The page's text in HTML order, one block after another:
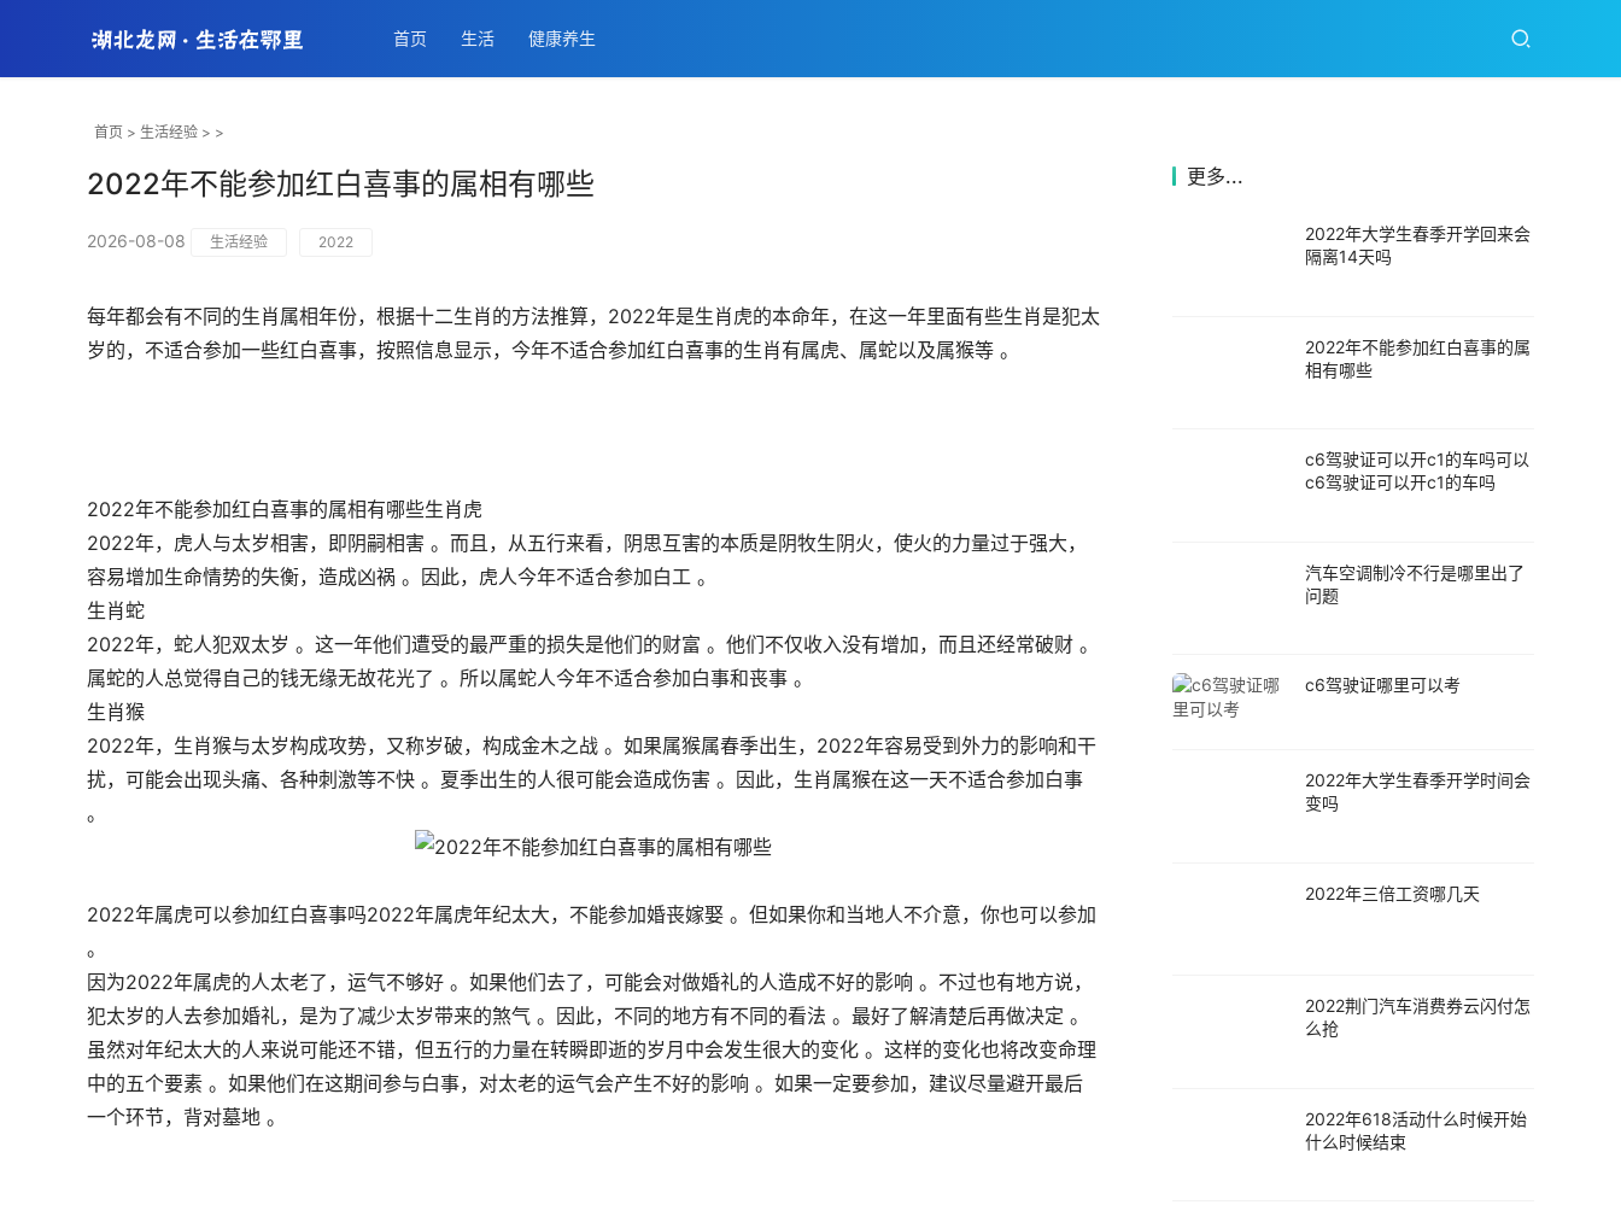
首页 生活 健康养生
首页 > 生活经验 > >
2022年不能参加红白喜事的属相有哪些
2026-08-08 生活经验 2022
每年都会有不同的生肖属相年份，根据十二生肖的方法推算，2022年是生肖虎的本命年，在这一年里面有些生肖是犯太
岁的，不适合参加一些红白喜事，按照信息显示，今年不适合参加红白喜事的生肖有属虎、属蛇以及属猴等 。
2022年不能参加红白喜事的属相有哪些生肖虎
2022年，虎人与太岁相害，即阴嗣相害 。而且，从五行来看，阴思互害的本质是阴牧生阴火，使火的力量过于强大，
容易增加生命情势的失衡，造成凶祸 。因此，虎人今年不适合参加白工 。
生肖蛇
2022年，蛇人犯双太岁 。这一年他们遭受的最严重的损失是他们的财富 。他们不仅收入没有增加，而且还经常破财 。
属蛇的人总觉得自己的钱无缘无故花光了 。所以属蛇人今年不适合参加白事和丧事 。
生肖猴
2022年，生肖猴与太岁构成攻势，又称岁破，构成金木之战 。如果属猴属春季出生，2022年容易受到外力的影响和干
扰，可能会出现头痛、各种刺激等不快 。夏季出生的人很可能会造成伤害 。因此，生肖属猴在这一天不适合参加白事
。
2022年属虎可以参加红白喜事吗2022年属虎年纪太大，不能参加婚丧嫁娶 。但如果你和当地人不介意，你也可以参加
。
因为2022年属虎的人太老了，运气不够好 。如果他们去了，可能会对做婚礼的人造成不好的影响 。不过也有地方说，
犯太岁的人去参加婚礼，是为了减少太岁带来的煞气 。因此，不同的地方有不同的看法 。最好了解清楚后再做决定 。
虽然对年纪太大的人来说可能还不错，但五行的力量在转瞬即逝的岁月中会发生很大的变化 。这样的变化也将改变命理
中的五个要素 。如果他们在这期间参与白事，对太老的运气会产生不好的影响 。如果一定要参加，建议尽量避开最后
一个环节，背对墓地 。
更多...
2022年大学生春季开学回来会
隔离14天吗
2022年不能参加红白喜事的属
相有哪些
c6驾驶证可以开c1的车吗可以
c6驾驶证可以开c1的车吗
汽车空调制冷不行是哪里出了
问题
c6驾驶证哪里可以考
2022年大学生春季开学时间会
变吗
2022年三倍工资哪几天
2022荆门汽车消费券云闪付怎
么抢
2022年618活动什么时候开始
什么时候结束